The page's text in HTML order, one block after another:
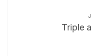
Triple